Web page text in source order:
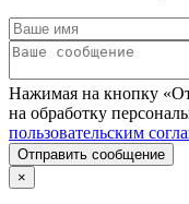
Нажимая на кнопку
на обработку
пользовательским
Отправить сообщение
×